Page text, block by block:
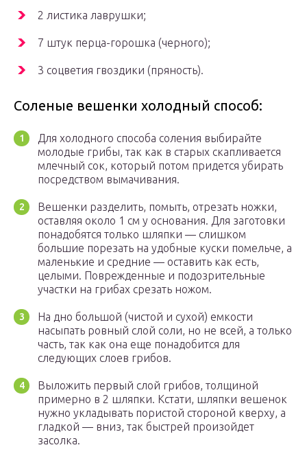
2 листика лаврушки;
7 штук перца-горошка (черного);
3 соцветия гвоздики (пряность).
Соленые вешенки холодный способ:
Для холодного способа соления выбирайте
молодые грибы, так как в старых скапливается
млечный сок, который потом придется убирать
посредством вымачивания.
Вешенки разделить, помыть, отрезать ножки,
оставляя около 1 см у основания. Для заготовки
понадобятся только шляпки — слишком
большие порезать на удобные куски помельче, а
маленькие и средние — оставить как есть,
целыми. Поврежденные и подозрительные
участки на грибах срезать ножом.
На дно большой (чистой и сухой) емкости
насыпать ровный слой соли, но не всей, а только
часть, так как она еще понадобится для
следующих слоев грибов.
Выложить первый слой грибов, толщиной
примерно в 2 шляпки. Кстати, шляпки вешенок
нужно укладывать пористой стороной кверху, а
гладкой — вниз, так быстрей произойдет
засолка.